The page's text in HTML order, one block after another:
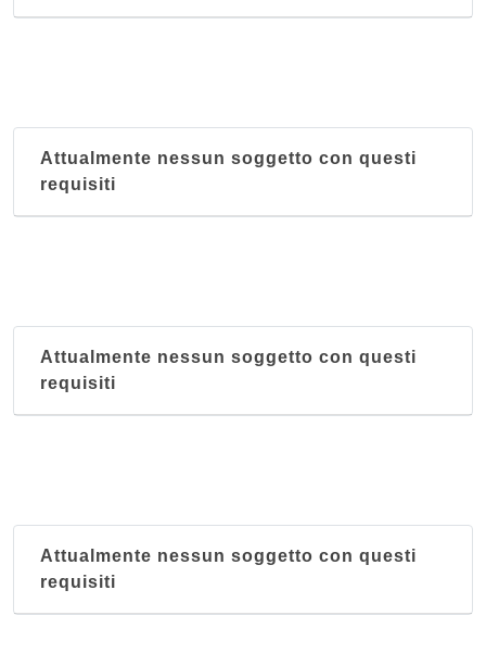
Attualmente nessun soggetto con questi
requisiti
Attualmente nessun soggetto con questi
requisiti
Attualmente nessun soggetto con questi
requisiti